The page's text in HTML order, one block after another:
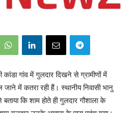
गांव में गुलदार दिखने से ग्रामीणों में
में कतरा रही हैं। स्थानीय निवासी भानु
कि शाम होते ही गुलदार गौशाला के